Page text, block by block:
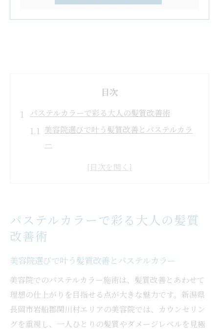
目次
パステルカラーで彩る大人の髪質改善術
美容院選びで叶う髪質改善とパステルカラ
ー
髪への負担を抑える美容院のケア方法
年代別の髪悩みと美容院選びのコツ
美容院で年代ごとの髪悩みに寄り添う方法
50代からの美容院選びと髪質改善ポイント
美容院のカウンセリングで悩みを共有しよ
う
年齢別に最適な美容院の施術メニューとは
パステルカラーで彩る大人の髪質
改善術
美容院選びで叶う髪質改善とパステルカラー
美容院でのパステルカラー施術は、髪質改善とあわせて
理想の仕上がりを目指せる点が大きな魅力です。新潟県
長岡市岩船郡関川村エリアの美容院では、カウンセリン
グを重視し、一人ひとりの髪質やダメージレベルを見極